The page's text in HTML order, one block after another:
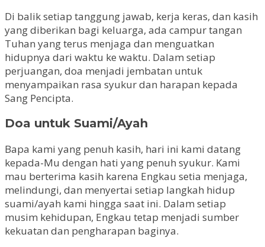
Di balik setiap tanggung jawab, kerja keras, dan kasih
yang diberikan bagi keluarga, ada campur tangan
Tuhan yang terus menjaga dan menguatkan
hidupnya dari waktu ke waktu. Dalam setiap
perjuangan, doa menjadi jembatan untuk
menyampaikan rasa syukur dan harapan kepada
Sang Pencipta.
Doa untuk Suami/Ayah
Bapa kami yang penuh kasih, hari ini kami datang
kepada-Mu dengan hati yang penuh syukur. Kami
mau berterima kasih karena Engkau setia menjaga,
melindungi, dan menyertai setiap langkah hidup
suami/ayah kami hingga saat ini. Dalam setiap
musim kehidupan, Engkau tetap menjadi sumber
kekuatan dan pengharapan baginya.